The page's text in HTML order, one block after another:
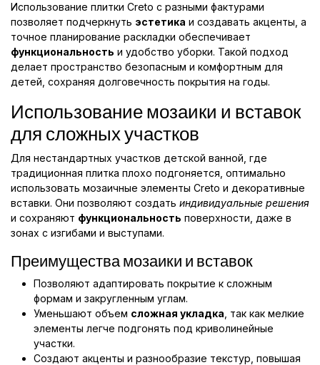
Использование плитки Creto с разными фактурами
позволяет подчеркнуть эстетика и создавать акценты, а
точное планирование раскладки обеспечивает
функциональность и удобство уборки. Такой подход
делает пространство безопасным и комфортным для
детей, сохраняя долговечность покрытия на годы.
Использование мозаики и вставок
для сложных участков
Для нестандартных участков детской ванной, где
традиционная плитка плохо подгоняется, оптимально
использовать мозаичные элементы Creto и декоративные
вставки. Они позволяют создать индивидуальные решения
и сохраняют функциональность поверхности, даже в
зонах с изгибами и выступами.
Преимущества мозаики и вставок
Позволяют адаптировать покрытие к сложным
формам и закругленным углам.
Уменьшают объем сложная укладка , так как мелкие
элементы легче подгонять под криволинейные
участки.
Создают акценты и разнообразие текстур, повышая